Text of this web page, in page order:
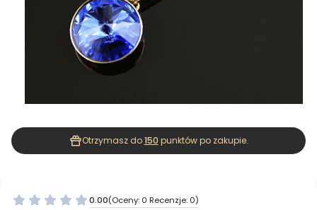
Otrzymasz do150 punktów po zakupie.
0.00(Oceny: 0 Recenzje: 0)